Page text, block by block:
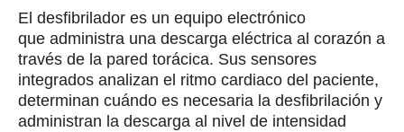
El desfibrilador es un equipo electrónico
que administra una descarga eléctrica al corazón a
través de la pared torácica. Sus sensores
integrados analizan el ritmo cardiaco del paciente,
determinan cuándo es necesaria la desfibrilación y
administran la descarga al nivel de intensidad